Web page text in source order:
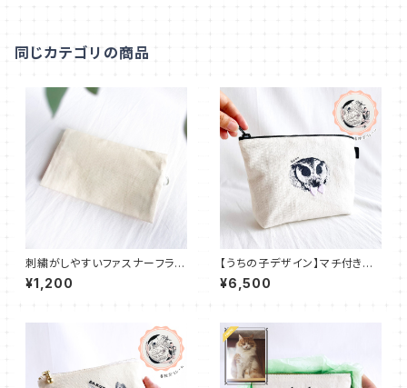
T-S04
同じカテゴリの商品
刺繍がしやすいファスナーフラッ
トポーチ【IDEable】MT_002
¥1,200
【うちの子デザイン】マチ付きポ
ーチ化粧ポーチ 大きめ おしゃ
れ かわいい プレゼント 名入れ
¥6,500